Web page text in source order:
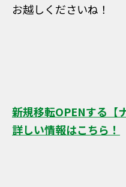
お越しくださいね！
新規移転OPENする【
詳しい情報はこちら！